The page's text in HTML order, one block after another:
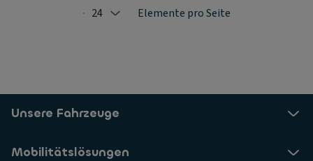
Selected: 24
24 Elemente pro Seite
Unsere Fahrzeuge
Mobilitätslösungen